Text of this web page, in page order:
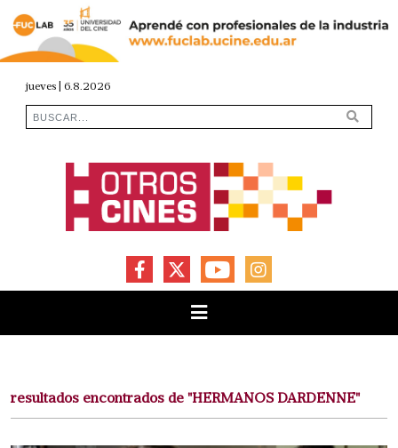
jueves | 6.8.2026
FACEBOOKYOUTUBEINSTAGRAM
resultados encontrados de "HERMANOS DARDENNE"